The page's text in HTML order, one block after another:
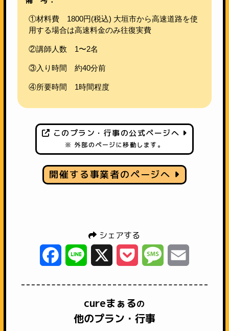
①材料費 1800円(税込) 大垣市から高速道路を使
用する場合は高速料金のみ往復実費
②講師人数 1〜2名
③入り時間 約40分前
④所要時間 1時間程度
このプラン・行事の公式ページへ
※ 外部のページに移動します。
開催する事業者のページへ
シェアする
Facebook
Line Pocket Message
cureまぁるの
他のプラン・行事